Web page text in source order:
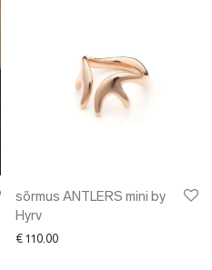
sõrmus ANTLERS mini by
Hyrv
€ 110.00